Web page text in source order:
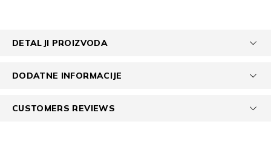
DETALJI PROIZVODA
DODATNE INFORMACIJE
CUSTOMERS REVIEWS